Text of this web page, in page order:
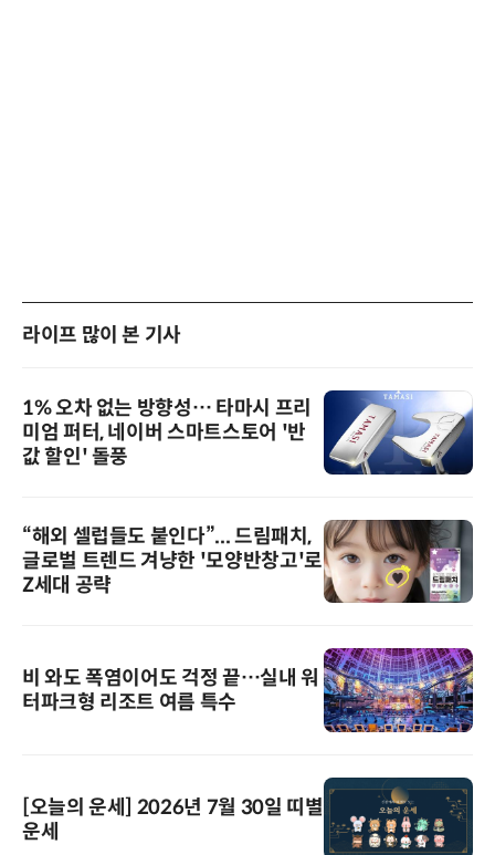
라이프 많이 본 기사
1% 오차 없는 방향성… 타마시 프리
미엄 퍼터, 네이버 스마트스토어 '반
값 할인' 돌풍
“해외 셀럽들도 붙인다”... 드림패치,
글로벌 트렌드 겨냥한 '모양반창고'로
Z세대 공략
비 와도 폭염이어도 걱정 끝…실내 워
터파크형 리조트 여름 특수
[오늘의 운세] 2026년 7월 30일 띠별
운세